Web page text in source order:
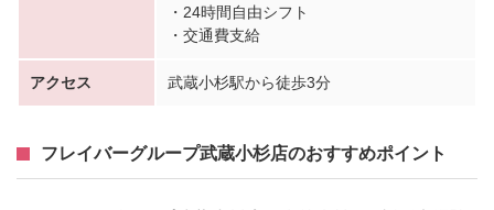
・24時間自由シフト
・交通費支給
アクセス 武蔵小杉駅から徒歩3分
フレイバーグループ武蔵小杉店のおすすめポイント